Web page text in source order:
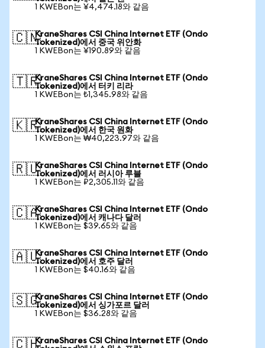
1 KWEBon는 ¥4,474.18와 같음
🇨🇳KraneShares CSI China Internet ETF (Ondo
Tokenized)에서 중국 위안화
1 KWEBon는 ¥190.89와 같음
🇹🇷KraneShares CSI China Internet ETF (Ondo
Tokenized)에서 터키 리라
1 KWEBon는 ₺1,345.98와 같음
🇰🇷KraneShares CSI China Internet ETF (Ondo
Tokenized)에서 한국 원화
1 KWEBon는 ₩40,223.97와 같음
🇷🇺KraneShares CSI China Internet ETF (Ondo
Tokenized)에서 러시아 루블
1 KWEBon는 ₽2,305.11와 같음
🇨🇦KraneShares CSI China Internet ETF (Ondo
Tokenized)에서 캐나다 달러
1 KWEBon는 $39.65와 같음
🇦🇺KraneShares CSI China Internet ETF (Ondo
Tokenized)에서 호주 달러
1 KWEBon는 $40.16와 같음
🇸🇬KraneShares CSI China Internet ETF (Ondo
Tokenized)에서 싱가포르 달러
1 KWEBon는 $36.28와 같음
🇨🇭KraneShares CSI China Internet ETF (Ondo